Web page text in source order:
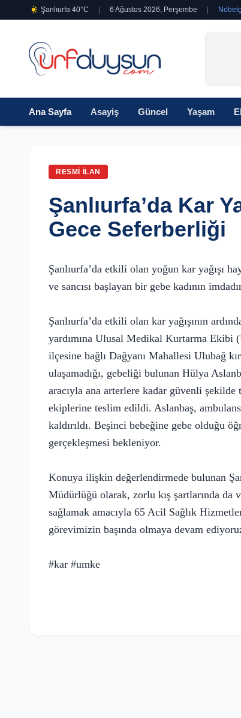
Şanlıurfa 40°C 6 Ağustos 2026, Perşembe
Ana Sayfa Asayiş Güncel Yaşam
RESMI İLAN
Şanlıurfa’da Kar
Gece Seferberliği
Şanlıurfa’da etkili olan yoğun kar yağışı
ve sancısı başlayan bir gebe kadının
Şanlıurfa’da etkili olan kar yağışının
yardımına Ulusal Medikal Kurtarma
ilçesine bağlı Dağyanı Mahallesi Ulubağ
ulaşamadığı, gebeliği bulunan Hülya
aracıyla ana arterlere kadar güvenli
ekiplerine teslim edildi. Aslanbaş,
kaldırıldı. Beşinci bebeğine gebe olduğu
gerçekleşmesi bekleniyor.
Konuya ilişkin değerlendirmede bulunan
Müdürlüğü olarak, zorlu kış şartlarında da
sağlamak amacıyla 65 Acil Sağlık
görevimizin başında olmaya devam
#kar #umke